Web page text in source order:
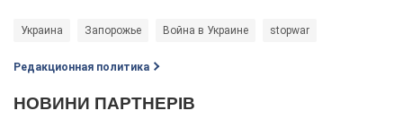
Украина Запорожье Война в Украине stopwar
Редакционная политика